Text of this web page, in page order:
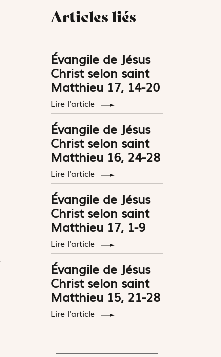
Articles liés
Évangile de Jésus
Christ selon saint
Matthieu 17, 14-20
Lire l'article
Évangile de Jésus
Christ selon saint
Matthieu 16, 24-28
Lire l'article
Évangile de Jésus
Christ selon saint
Matthieu 17, 1-9
Lire l'article
Évangile de Jésus
Christ selon saint
Matthieu 15, 21-28
Lire l'article